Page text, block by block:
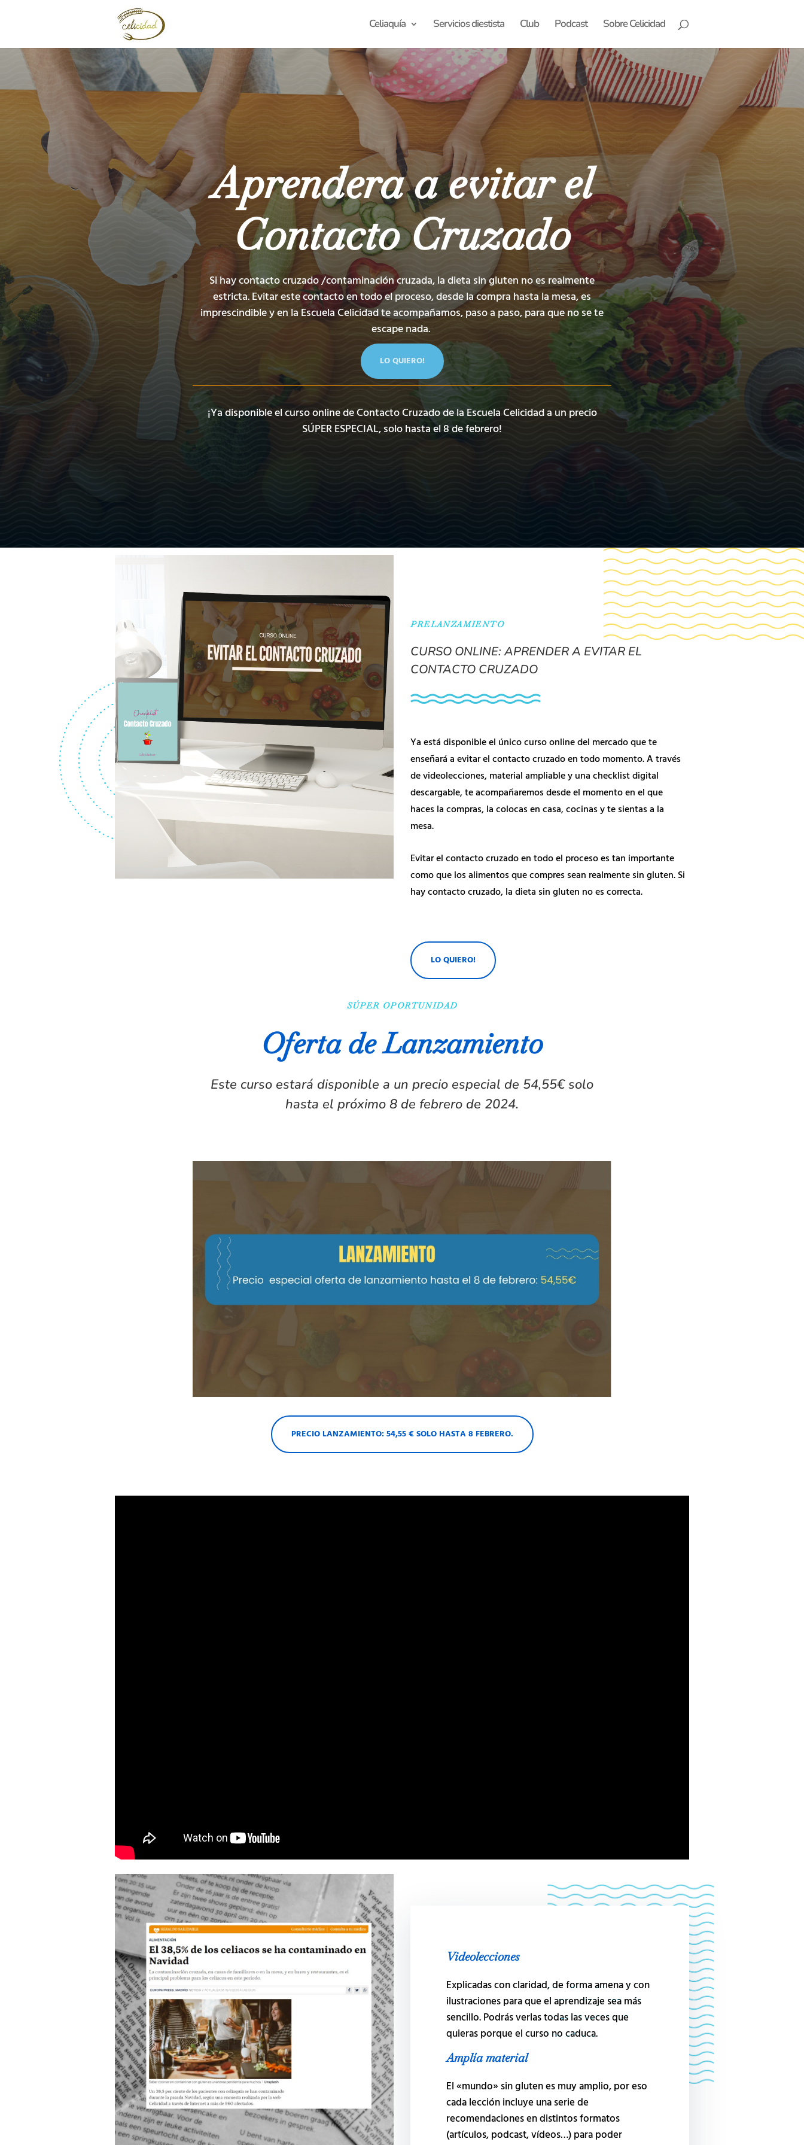
Celiaquía Servicios diestista Club Podcast Sobre Celicidad
Aprendera a evitar el
Contacto Cruzado
Si hay contacto cruzado /contaminación cruzada, la dieta sin gluten no es realmente
estricta. Evitar este contacto en todo el proceso, desde la compra hasta la mesa, es
imprescindible y en la Escuela Celicidad te acompañamos, paso a paso, para que no se te
escape nada.
LO QUIERO!
¡Ya disponible el curso online de Contacto Cruzado de la Escuela Celicidad a un precio
SÚPER ESPECIAL, solo hasta el 8 de febrero!
PRELANZAMIENTO
CURSO ONLINE: APRENDER A EVITAR EL
CONTACTO CRUZADO
Ya está disponible el único curso online del mercado que te
enseñará a evitar el contacto cruzado en todo momento. A través
de videolecciones, material ampliable y una checklist digital
descargable, te acompañaremos desde el momento en el que
haces la compras, la colocas en casa, cocinas y te sientas a la
mesa.
Evitar el contacto cruzado en todo el proceso es tan importante
como que los alimentos que compres sean realmente sin gluten. Si
hay contacto cruzado, la dieta sin gluten no es correcta.
LO QUIERO!
SÚPER OPORTUNIDAD
Oferta de Lanzamiento
Este curso estará disponible a un precio especial de 54,55€ solo
hasta el próximo 8 de febrero de 2024.
PRECIO LANZAMIENTO: 54,55 € SOLO HASTA 8 FEBRERO.
Videolecciones
Explicadas con claridad, de forma amena y con
ilustraciones para que el aprendizaje sea más
sencillo. Podrás verlas todas las veces que
quieras porque el curso no caduca.
Amplía material
El «mundo» sin gluten es muy amplio, por eso
cada lección incluye una serie de
recomendaciones en distintos formatos
(artículos, podcast, vídeos…) para poder